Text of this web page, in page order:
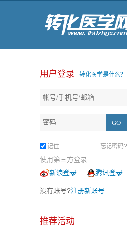
用户登录 转化医学是什么？
记住 忘记密码?
使用第三方登录
新浪登录
腾讯登录
没有账号?注册新账号
推荐活动